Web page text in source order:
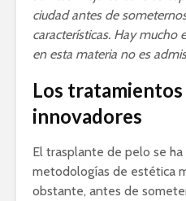
ciudad antes de
características. Hay mucho
en esta materia no es
Los tratamientos
innovadores
El trasplante de pelo se
metodologías de estética
obstante, antes de